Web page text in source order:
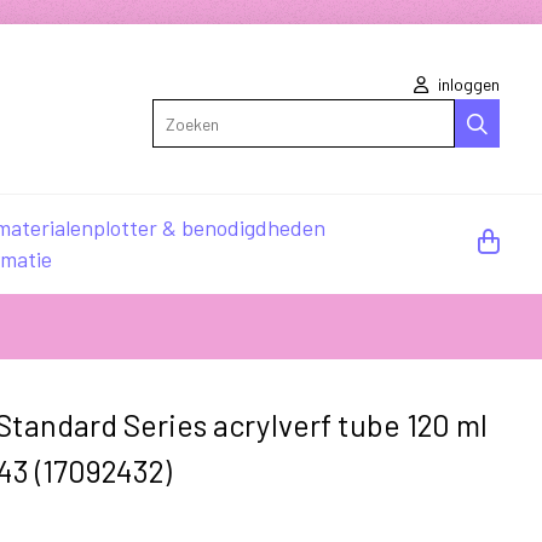
inloggen
plotter & benodigdheden
Series acrylverf tube 120 ml
(17092432)